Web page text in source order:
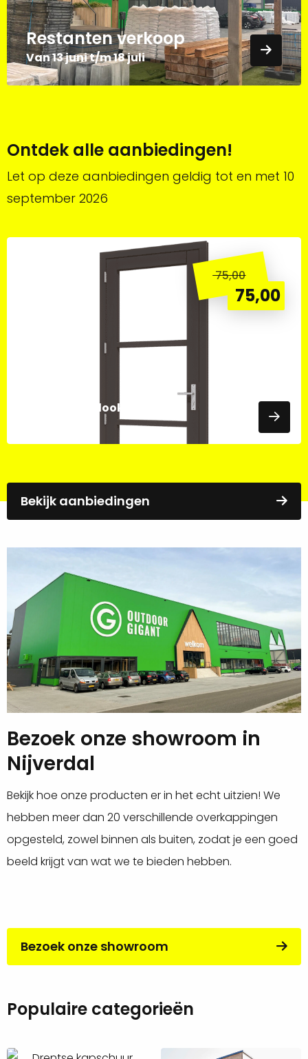
Restanten verkoop
Van 13 juni t/m 18 juli
Ontdek alle aanbiedingen!
Let op deze aanbiedingen geldig tot en met 10
september 2026
75,00
75,00
Douglas steellook deur enkel
Bekijk aanbiedingen
Bezoek onze showroom in
Nijverdal
Bekijk hoe onze producten er in het echt uitzien! We
hebben meer dan 20 verschillende overkappingen
opgesteld, zowel binnen als buiten, zodat je een goed
beeld krijgt van wat we te bieden hebben.
Bezoek onze showroom
Populaire categorieën